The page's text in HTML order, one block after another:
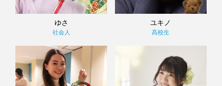
ゆさ
社会人
ユキノ
高校生